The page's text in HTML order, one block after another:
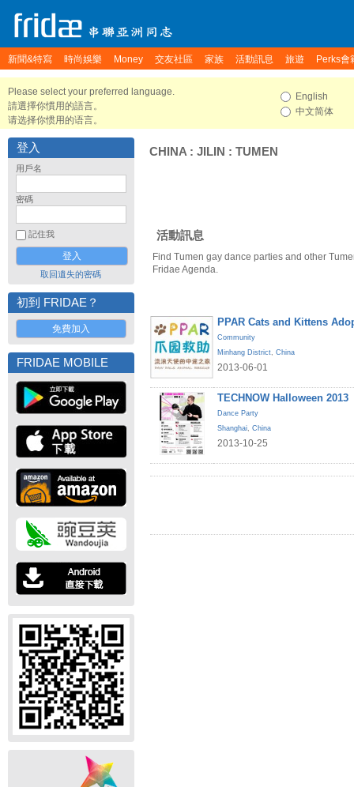
新聞&特寫 時尚娛樂 Money 交友社區 家族 活動訊息 旅遊 Perks會
Please select your preferred language.
請選擇你慣用的語言。
请选择你惯用的语言。
English
中文简体
登入
用戶名
密碼
記住我
取回遺失的密碼
初到 FRIDAE？
免費加入
FRIDAE MOBILE
CHINA : JILIN : TUMEN
活動訊息
Find Tumen gay dance parties and other
Fridae Agenda.
PPAR Cats and Kittens
Community
Minhang District, China
2013-06-01
TECHNOW Halloween 2013
Dance Party
Shanghai, China
2013-10-25